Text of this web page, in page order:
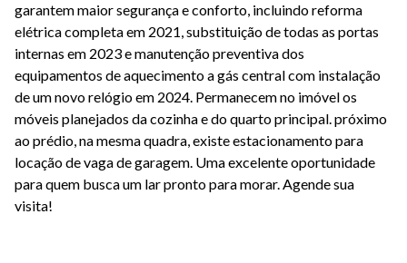
garantem maior segurança e conforto, incluindo reforma
elétrica completa em 2021, substituição de todas as portas
internas em 2023 e manutenção preventiva dos
equipamentos de aquecimento a gás central com instalação
de um novo relógio em 2024. Permanecem no imóvel os
móveis planejados da cozinha e do quarto principal. próximo
ao prédio, na mesma quadra, existe estacionamento para
locação de vaga de garagem. Uma excelente oportunidade
para quem busca um lar pronto para morar. Agende sua
visita!